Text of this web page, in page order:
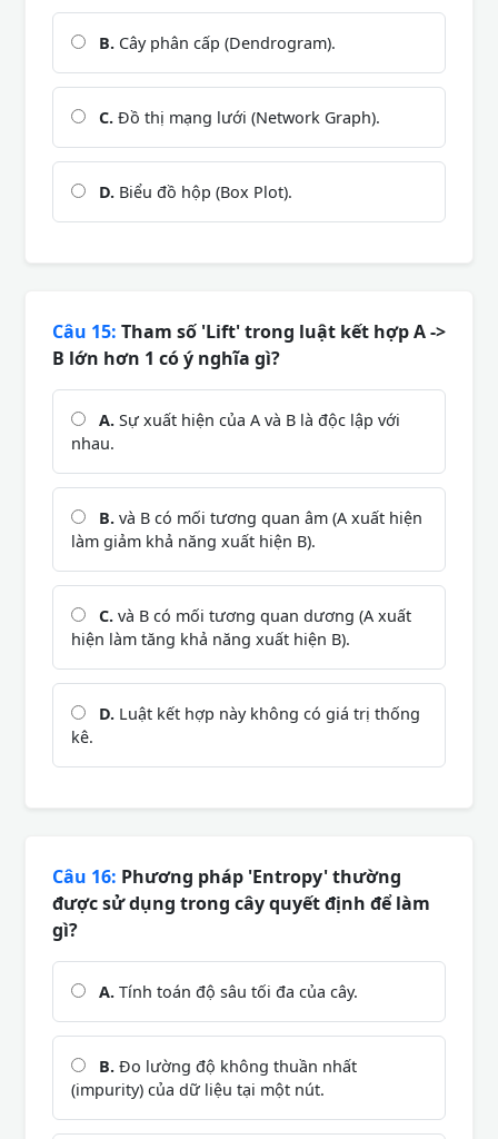
B. Cây phân cấp (Dendrogram).
C. Đồ thị mạng lưới (Network Graph).
D. Biểu đồ hộp (Box Plot).
Câu 15: Tham số 'Lift' trong luật kết hợp A ->
B lớn hơn 1 có ý nghĩa gì?
A. Sự xuất hiện của A và B là độc lập với
nhau.
B. và B có mối tương quan âm (A xuất hiện
làm giảm khả năng xuất hiện B).
C. và B có mối tương quan dương (A xuất
hiện làm tăng khả năng xuất hiện B).
D. Luật kết hợp này không có giá trị thống
kê.
Câu 16: Phương pháp 'Entropy' thường
được sử dụng trong cây quyết định để làm
gì?
A. Tính toán độ sâu tối đa của cây.
B. Đo lường độ không thuần nhất
(impurity) của dữ liệu tại một nút.